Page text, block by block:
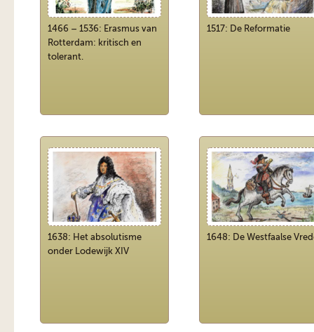
1466 – 1536: Erasmus van
Rotterdam: kritisch en
tolerant.
1517: De Reformatie
1638: Het absolutisme
onder Lodewijk XIV
1648: De Westfaalse